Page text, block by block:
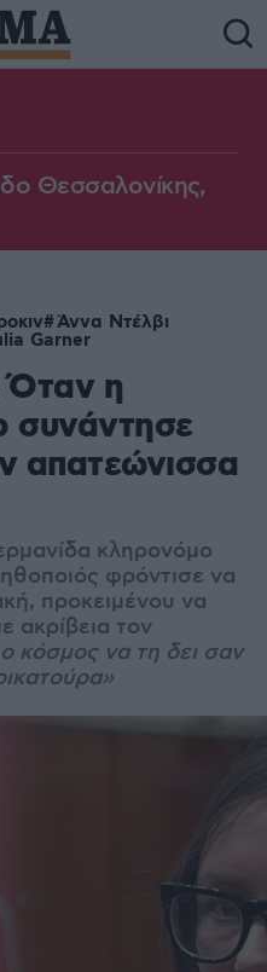
Θεσσαλονίκης,
Άννα Ντέλβι
Garner
Όταν η
συνάντησε
απατεώνισσα
κληρονόμο
φρόντισε να
προκειμένου να
ακρίβεια τον
κόσμος να τη δει σαν